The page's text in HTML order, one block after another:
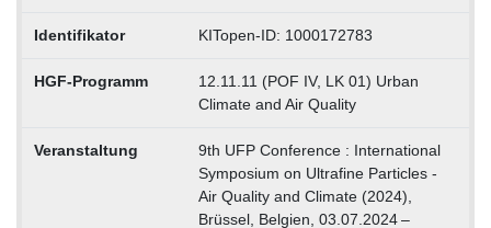
Identifikator KITopen-ID: 1000172783
HGF-Programm
12.11.11 (POF IV, LK 01) Urban
Climate and Air Quality
Veranstaltung
9th UFP Conference : International
Symposium on Ultrafine Particles -
Air Quality and Climate (2024),
Brüssel, Belgien, 03.07.2024 –